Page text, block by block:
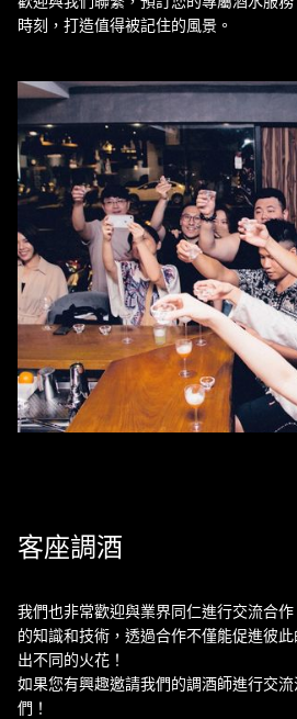
時刻，打造值得被記住的風景。
客座調酒
我們也非常歡迎與業界同仁進行交流合
的知識和技術，透過合作不僅能促進彼
出不同的火花！
如果您有興趣邀請我們的調酒師進行交
們！